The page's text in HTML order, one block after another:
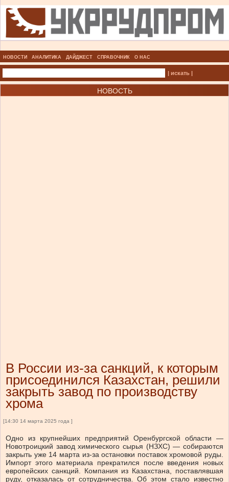
НОВОСТИ АНАЛИТИКА ДАЙДЖЕСТ СПРАВОЧНИК О НАС
| искать |
НОВОСТЬ
В России из-за санкций, к которым
присоединился Казахстан, решили
закрыть завод по производству
хрома
[14:30 14 марта 2025 года ]
Одно из крупнейших предприятий Оренбургской области —
Новотроицкий завод химического сырья (НЗХС) — собираются
закрыть уже 14 марта из-за остановки поставок хромовой руды.
Импорт этого материала прекратился после введения новых
европейских санкций. Компания из Казахстана, поставлявшая
руду, отказалась от сотрудничества. Об этом стало известно